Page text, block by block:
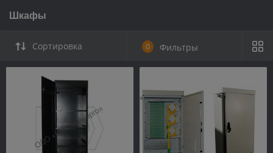
Шкафы
Сортировка 0 Фильтры